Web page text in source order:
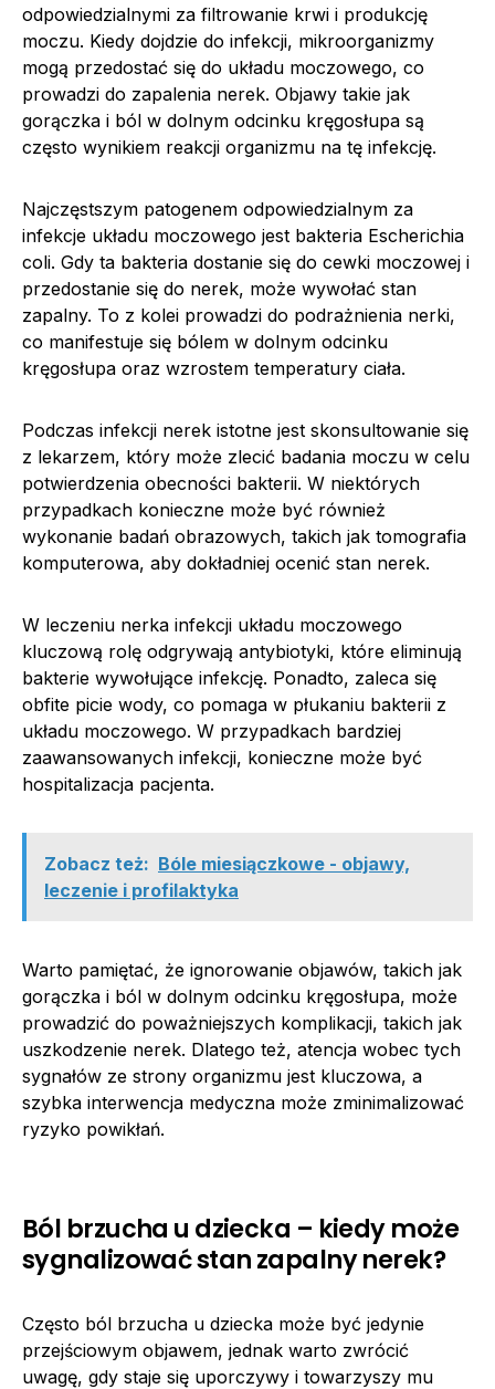
odpowiedzialnymi za filtrowanie krwi i produkcję
moczu. Kiedy dojdzie do infekcji, mikroorganizmy
mogą przedostać się do układu moczowego, co
prowadzi do zapalenia nerek. Objawy takie jak
gorączka i ból w dolnym odcinku kręgosłupa są
często wynikiem reakcji organizmu na tę infekcję.
Najczęstszym patogenem odpowiedzialnym za
infekcje układu moczowego jest bakteria Escherichia
coli. Gdy ta bakteria dostanie się do cewki moczowej i
przedostanie się do nerek, może wywołać stan
zapalny. To z kolei prowadzi do podrażnienia nerki,
co manifestuje się bólem w dolnym odcinku
kręgosłupa oraz wzrostem temperatury ciała.
Podczas infekcji nerek istotne jest skonsultowanie się
z lekarzem, który może zlecić badania moczu w celu
potwierdzenia obecności bakterii. W niektórych
przypadkach konieczne może być również
wykonanie badań obrazowych, takich jak tomografia
komputerowa, aby dokładniej ocenić stan nerek.
W leczeniu nerka infekcji układu moczowego
kluczową rolę odgrywają antybiotyki, które eliminują
bakterie wywołujące infekcję. Ponadto, zaleca się
obfite picie wody, co pomaga w płukaniu bakterii z
układu moczowego. W przypadkach bardziej
zaawansowanych infekcji, konieczne może być
hospitalizacja pacjenta.
Zobacz też: Bóle miesiączkowe - objawy,
leczenie i profilaktyka
Warto pamiętać, że ignorowanie objawów, takich jak
gorączka i ból w dolnym odcinku kręgosłupa, może
prowadzić do poważniejszych komplikacji, takich jak
uszkodzenie nerek. Dlatego też, atencja wobec tych
sygnałów ze strony organizmu jest kluczowa, a
szybka interwencja medyczna może zminimalizować
ryzyko powikłań.
Ból brzucha u dziecka – kiedy może
sygnalizować stan zapalny nerek?
Często ból brzucha u dziecka może być jedynie
przejściowym objawem, jednak warto zwrócić
uwagę, gdy staje się uporczywy i towarzyszy mu